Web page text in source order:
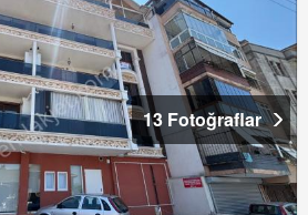
13 Fotoğraflar